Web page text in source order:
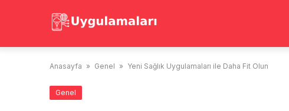
Anasayfa » Genel » Yeni Sağlık Uygulamaları ile Daha Fit Olun
Genel